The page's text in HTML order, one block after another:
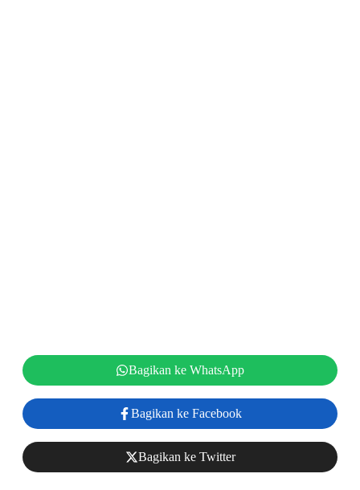
Bagikan ke WhatsApp
Bagikan ke Facebook
Bagikan ke Twitter